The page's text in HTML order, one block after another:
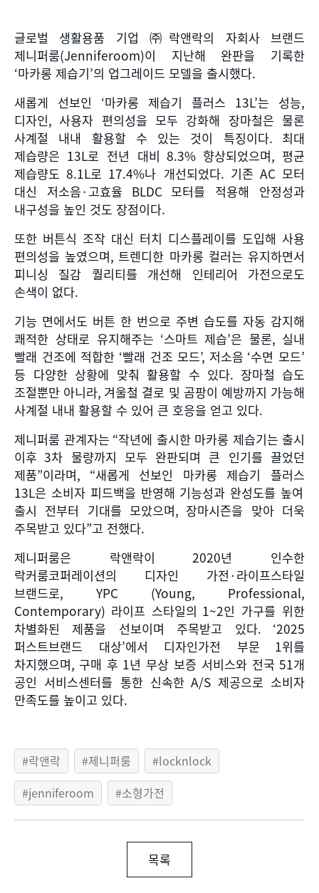
글로벌 생활용품 기업 ㈜락앤락의 자회사 브랜드
제니퍼룸(Jenniferoom)이 지난해 완판을 기록한
‘마카롱 제습기’의 업그레이드 모델을 출시했다.
새롭게 선보인 ‘마카롱 제습기 플러스 13L’는 성능,
디자인, 사용자 편의성을 모두 강화해 장마철은 물론
사계절 내내 활용할 수 있는 것이 특징이다. 최대
제습량은 13L로 전년 대비 8.3% 향상되었으며, 평균
제습량도 8.1L로 17.4%나 개선되었다. 기존 AC 모터
대신 저소음· 고효율 BLDC 모터를 적용해 안정성과
내구성을 높인 것도 장점이다.
또한 버튼식 조작 대신 터치 디스플레이를 도입해 사용
편의성을 높였으며,트렌디한 마카롱 컬러는 유지하면서
피니싱 질감 퀄리티를 개선해 인테리어 가전으로도
손색이 없다.
기능 면에서도 버튼 한 번으로 주변 습도를 자동 감지해
쾌적한 상태로 유지해주는 ‘스마트 제습’은 물론, 실내
빨래 건조에 적합한 ‘빨래 건조 모드’, 저소음 ‘수면 모드’
등 다양한 상황에 맞춰 활용할 수 있다. 장마철 습도
조절뿐만 아니라, 겨울철 결로 및 곰팡이 예방까지 가능해
사계절 내내 활용할 수 있어 큰 호응을 얻고 있다.
제니퍼룸 관계자는 “작년에 출시한 마카롱 제습기는 출시
이후 3차 물량까지 모두 완판되며 큰 인기를 끌었던
제품”이라며, “새롭게 선보인 마카롱 제습기 플러스
13L은 소비자 피드백을 반영해 기능성과 완성도를 높여
출시 전부터 기대를 모았으며, 장마시즌을 맞아 더욱
주목받고 있다”고 전했다.
제니퍼룸은 락앤락이 2020년 인수한
락커룸코퍼레이션의 디자인 가전 · 라이프스타일
브랜드로, YPC (Young, Professional,
Contemporary) 라이프 스타일의 1~2인 가구를 위한
차별화된 제품을 선보이며 주목받고 있다. ‘2025
퍼스트브랜드 대상’에서 디자인가전 부문 1위를
차지했으며, 구매 후 1년 무상 보증 서비스와 전국 51개
공인 서비스센터를 통한 신속한 A/S 제공으로 소비자
만족도를 높이고 있다.
락앤락 제니퍼룸
locknlock
jenniferoom
소형가전
목록